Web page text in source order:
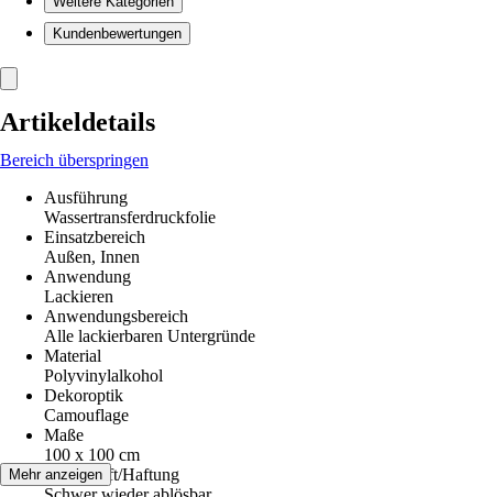
Kundenbewertungen
Artikeldetails
Bereich überspringen
Ausführung
Wassertransferdruckfolie
Einsatzbereich
Außen, Innen
Anwendung
Lackieren
Anwendungsbereich
Alle lackierbaren Untergründe
Material
Polyvinylalkohol
Dekoroptik
Camouflage
Maße
100 x 100 cm
Klebekraft/Haftung
Mehr anzeigen